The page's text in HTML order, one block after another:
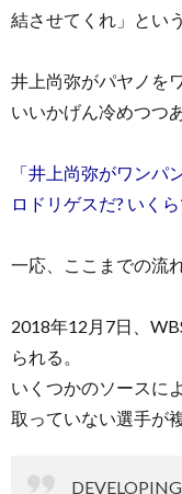
結させてくれ」とい
井上尚弥がパヤノを
いいかげん冷めつつあ
「井上尚弥がワン
ロドリゲスだ? いく
一応、ここまでの流
2018年12月7日、
られる。
いくつかのソースに
取っていない選手が